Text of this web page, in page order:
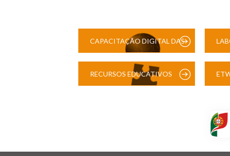
CAPACITAÇÃO DIGITAL DAS
RECURSOS EDUCATIVOS